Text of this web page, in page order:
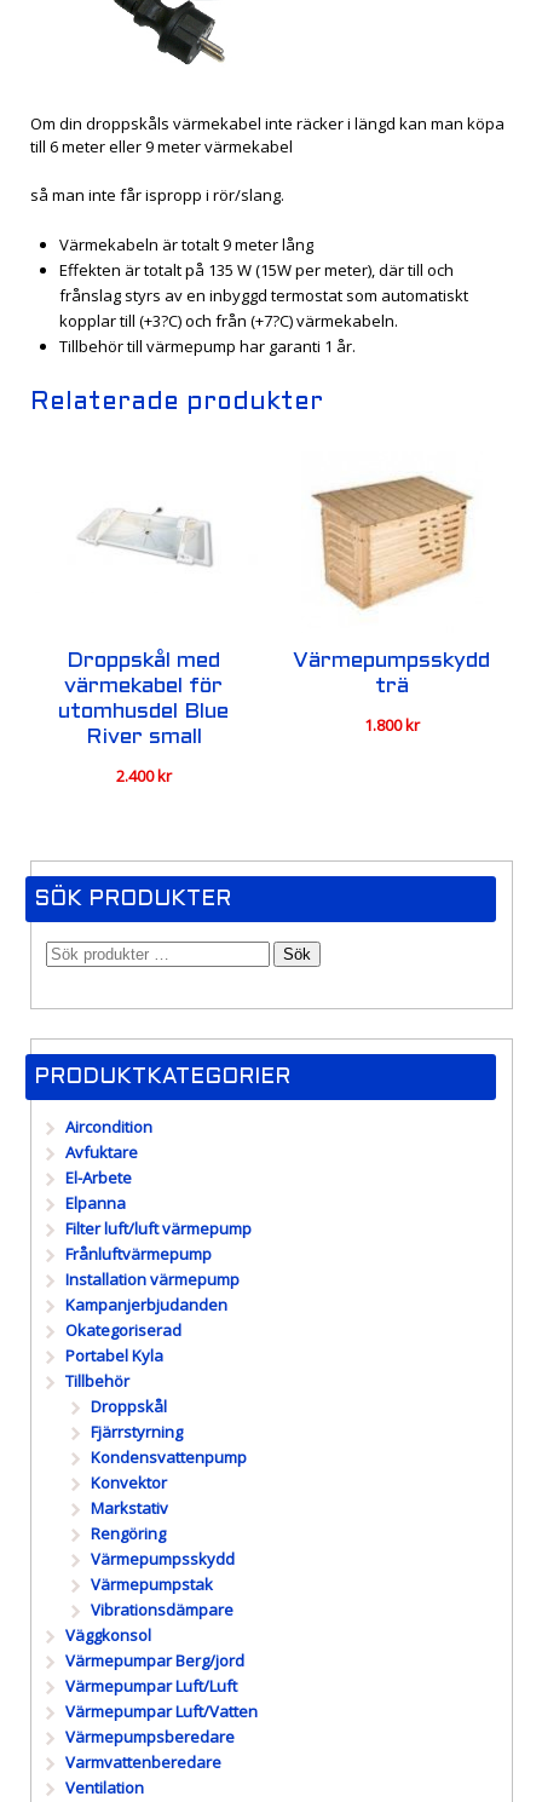
Om din droppskåls värmekabel inte räcker i längd kan man köpa
till 6 meter eller 9 meter värmekabel
så man inte får ispropp i rör/slang.
Värmekabeln är totalt 9 meter lång
Effekten är totalt på 135 W (15W per meter), där till och
frånslag styrs av en inbyggd termostat som automatiskt
kopplar till (+3?C) och från (+7?C) värmekabeln.
Tillbehör till värmepump har garanti 1 år.
Relaterade produkter
Droppskål med
värmekabel för
utomhusdel Blue
River small
2.400kr
Värmepumpsskydd
trä
1.800kr
SÖK PRODUKTER
Sök
PRODUKTKATEGORIER
Aircondition
Avfuktare
El-Arbete
Elpanna
Filter luft/luft värmepump
Frånluftvärmepump
Installation värmepump
Kampanjerbjudanden
Okategoriserad
Portabel Kyla
Tillbehör
Droppskål
Fjärrstyrning
Kondensvattenpump
Konvektor
Markstativ
Rengöring
Värmepumpsskydd
Värmepumpstak
Vibrationsdämpare
Väggkonsol
Värmepumpar Berg/jord
Värmepumpar Luft/Luft
Värmepumpar Luft/Vatten
Värmepumpsberedare
Varmvattenberedare
Ventilation